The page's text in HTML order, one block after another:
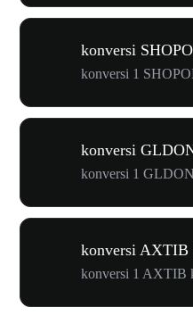
konversi
konversi 1
konversi
konversi 1
konversi AXTIB
konversi 1 AXTIB